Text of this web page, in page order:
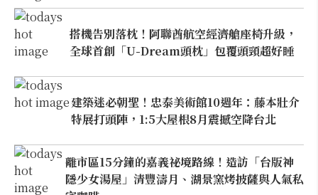
搭機告別落枕！阿聯酋航空經濟艙座椅升級，
全球首創「U-Dream頭枕」包覆頭頸超好睡
建築迷必朝聖！忠泰美術館10週年：藤本壯介
特展打頭陣，1:5大屋根8月震撼空降台北
離市區15分鐘的嘉義祕境路線！造訪「台版神
隱少女湯屋」清豐濤月、湖景窯烤披薩與人氣私